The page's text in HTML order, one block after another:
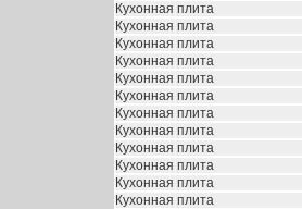
Кухонная плита
Кухонная плита
Кухонная плита
Кухонная плита
Кухонная плита
Кухонная плита
Кухонная плита
Кухонная плита
Кухонная плита
Кухонная плита
Кухонная плита
Кухонная плита